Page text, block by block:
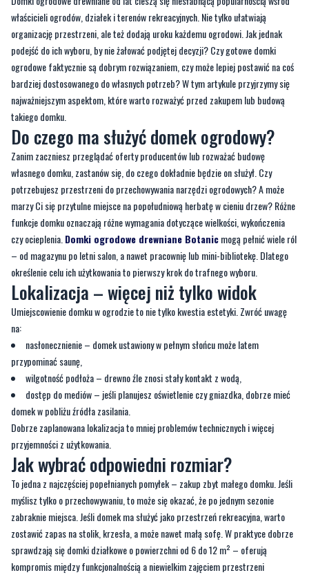
MATERIAŁ PARTNERA
Domki ogrodowe drewniane od lat cieszą się niesłabnącą popularnością wśród
właścicieli ogrodów, działek i terenów rekreacyjnych. Nie tylko ułatwiają
organizację przestrzeni, ale też dodają uroku każdemu ogrodowi. Jak jednak
podejść do ich wyboru, by nie żałować podjętej decyzji? Czy gotowe domki
ogrodowe faktycznie są dobrym rozwiązaniem, czy może lepiej postawić na coś
bardziej dostosowanego do własnych potrzeb? W tym artykule przyjrzymy się
najważniejszym aspektom, które warto rozważyć przed zakupem lub budową
takiego domku.
Do czego ma służyć domek ogrodowy?
Zanim zaczniesz przeglądać oferty producentów lub rozważać budowę
własnego domku, zastanów się, do czego dokładnie będzie on służył. Czy
potrzebujesz przestrzeni do przechowywania narzędzi ogrodowych? A może
marzy Ci się przytulne miejsce na popołudniową herbatę w cieniu drzew? Różne
funkcje domku oznaczają różne wymagania dotyczące wielkości, wykończenia
czy ocieplenia.Domki ogrodowe drewniane Botanicmogą pełnić wiele ról
– od magazynu po letni salon, a nawet pracownię lub mini-bibliotekę. Dlatego
określenie celu ich użytkowania to pierwszy krok do trafnego wyboru.
Lokalizacja – więcej niż tylko widok
Umiejscowienie domku w ogrodzie to nie tylko kwestia estetyki. Zwróć uwagę
na:
nasłonecznienie – domek ustawiony w pełnym słońcu może latem
przypominać saunę,
wilgotność podłoża – drewno źle znosi stały kontakt z wodą,
dostęp do mediów – jeśli planujesz oświetlenie czy gniazdka, dobrze mieć
domek w pobliżu źródła zasilania.
Dobrze zaplanowana lokalizacja to mniej problemów technicznych i więcej
przyjemności z użytkowania.
Jak wybrać odpowiedni rozmiar?
To jedna z najczęściej popełnianych pomyłek – zakup zbyt małego domku. Jeśli
myślisz tylko o przechowywaniu, to może się okazać, że po jednym sezonie
zabraknie miejsca. Jeśli domek ma służyć jako przestrzeń rekreacyjna, warto